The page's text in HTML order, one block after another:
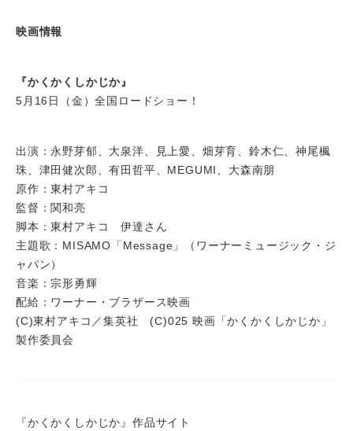
映画情報
『かくかくしかじか』
5月16日（金）全国ロードショー！
出演：永野芽郁、大泉洋、見上愛、畑芽育、鈴木仁、神尾楓
珠、津田健次郎、有田哲平、MEGUMI、大森南朋
原作：東村アキコ
監督：関和亮
脚本：東村アキコ 伊達さん
主題歌：MISAMO「Message」（ワーナーミュージック・ジ
ャパン）
音楽：宗形勇輝
配給：ワーナー・ブラザース映画
(C)東村アキコ／集英社 (C)025 映画「かくかくしかじか」
製作委員会
『かくかくしかじか』作品サイト